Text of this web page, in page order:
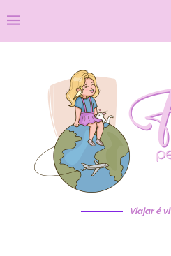
Viajar é